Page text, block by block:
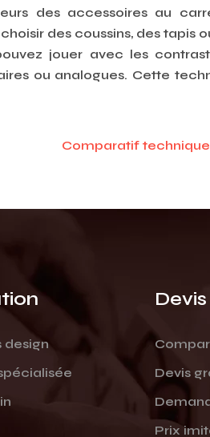
des accessoires au
des coussins, des tapis
jouer avec les
ou analogues. Cette
Comparatif
design
Devis
Prix